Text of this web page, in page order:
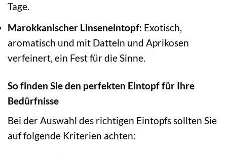
Tage.
Marokkanischer Linseneintopf: Exotisch,
aromatisch und mit Datteln und Aprikosen
verfeinert, ein Fest für die Sinne.
So finden Sie den perfekten Eintopf für Ihre
Bedürfnisse
Bei der Auswahl des richtigen Eintopfs sollten Sie
auf folgende Kriterien achten: